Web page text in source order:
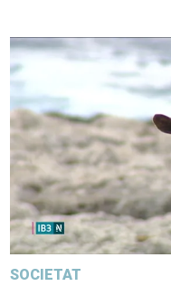
SOCIETAT